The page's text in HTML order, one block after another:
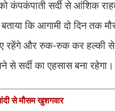
कंपकंपाती सर्दी से आंशिक
कि आगामी दो दिन तक
रहेंगे और रुक-रुक कर हल्की से
से सर्दी का एहसास बना रहेगा।
से मौसम खुशगवार